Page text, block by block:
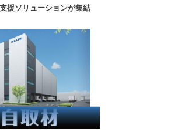
援ソリューションが集結